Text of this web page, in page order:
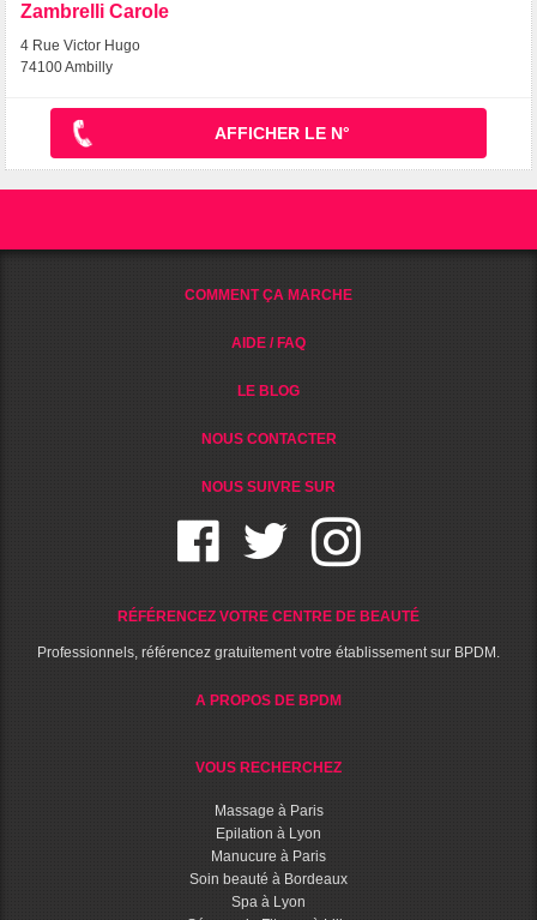
Zambrelli Carole
4 Rue Victor Hugo
74100 Ambilly
AFFICHER LE N°
COMMENT ÇA MARCHE
AIDE / FAQ
LE BLOG
NOUS CONTACTER
NOUS SUIVRE SUR
RÉFÉRENCEZ VOTRE CENTRE DE BEAUTÉ
Professionnels, référencez gratuitement votre établissement sur BPDM.
A PROPOS DE BPDM
VOUS RECHERCHEZ
Massage à Paris
Epilation à Lyon
Manucure à Paris
Soin beauté à Bordeaux
Spa à Lyon